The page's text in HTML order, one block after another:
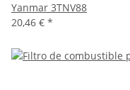
Yanmar 3TNV88
20,46 € *